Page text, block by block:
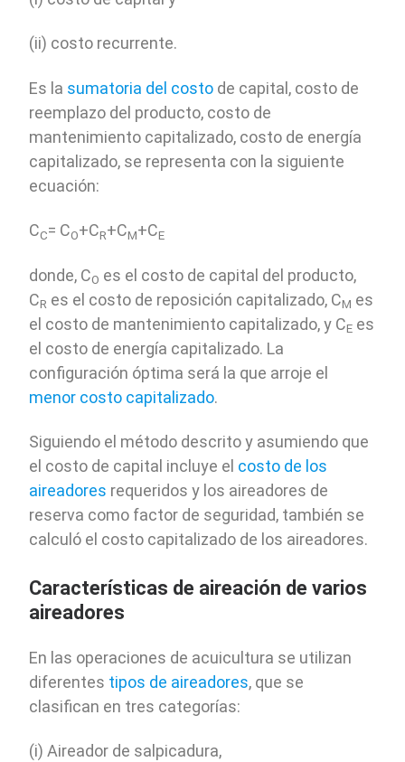
(ii) costo recurrente.
Es la sumatoria del costo de capital, costo de
reemplazo del producto, costo de
mantenimiento capitalizado, costo de energía
capitalizado, se representa con la siguiente
ecuación:
CC= CO+CR+CM+CE
donde, CO es el costo de capital del producto,
CR es el costo de reposición capitalizado, CM es
el costo de mantenimiento capitalizado, y CE es
el costo de energía capitalizado. La
configuración óptima será la que arroje el
menor costo capitalizado.
Siguiendo el método descrito y asumiendo que
el costo de capital incluye el costo de los
aireadores requeridos y los aireadores de
reserva como factor de seguridad, también se
calculó el costo capitalizado de los aireadores.
Características de aireación de varios
aireadores
En las operaciones de acuicultura se utilizan
diferentes tipos de aireadores, que se
clasifican en tres categorías:
(i) Aireador de salpicadura,